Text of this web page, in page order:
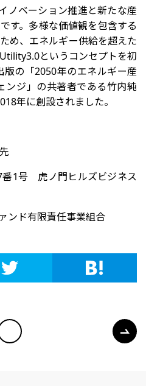
ノベーション推進と新たな産
す。多様な価値観を包含する
め、エネルギー供給を超えた
というコンセプトを初
の「2050年のエネルギー産
ジ」の共著者である竹内純
年に創設されました。
番1号 虎ノ門ヒルズビジネス
ンド有限責任事業組合